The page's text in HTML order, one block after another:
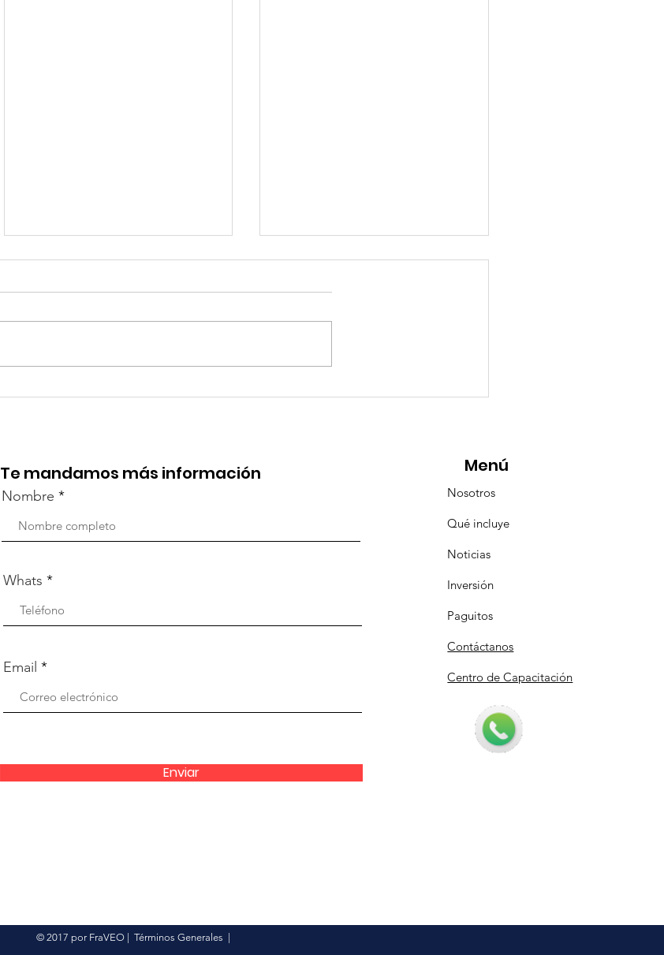
¡Acapulco y Guerrero se
¡Presencia Destacada en
Te mandamos más información
Nombre
Whats
Email
Enviar
Menú
Nosotros
Qué incluye
Noticias
Inversión
Paguitos
Contáctanos
Centro de Capacitación
© 2017 por FraVEO Términos Generales